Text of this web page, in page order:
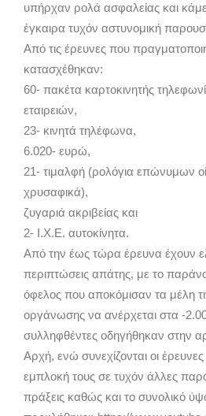
υπήρχαν ρολά ασφαλείας και
έγκαιρα τυχόν αστυνομική
Από τις έρευνες που
κατασχέθηκαν:
60- πακέτα καρτοκινητής
εταιρειών,
23- κινητά τηλέφωνα,
6.020- ευρώ,
21- τιμαλφή (ρολόγια επώνυμων
χρυσαφικά),
ζυγαριά ακριβείας και
2- Ι.Χ.Ε. αυτοκίνητα.
Από την έως τώρα έρευνα έχουν
περιπτώσεις απάτης, με το
όφελος που αποκόμισαν τα μέλη
οργάνωσης να ανέρχεται στα -
συλληφθέντες οδηγήθηκαν στην
Αρχή, ενώ συνεχίζονται οι
εμπλοκή τους σε τυχόν άλλες
πράξεις καθώς και το συνολικό